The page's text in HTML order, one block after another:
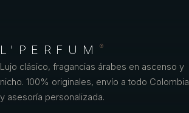
L'PERFUM ®
Lujo clásico, fragancias árabes en ascenso y
nicho. 100% originales, envío a todo Colombia
y asesoría personalizada.